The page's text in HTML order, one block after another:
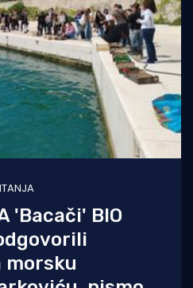
'Bacači' BIO